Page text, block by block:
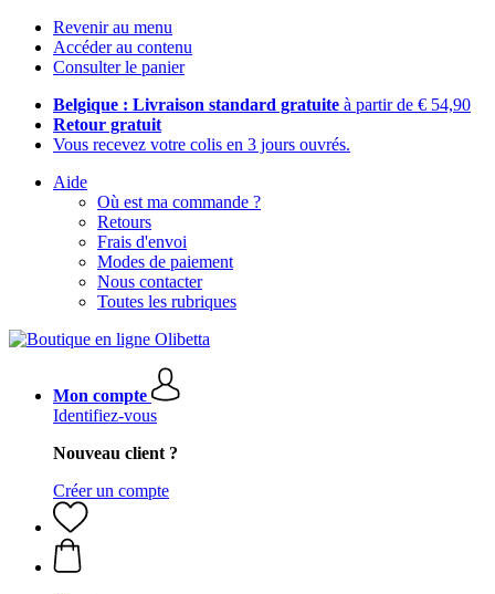
Revenir au menu
Accéder au contenu
Consulter le panier
Belgique : Livraison standard gratuite à partir de € 54,90
Retour gratuit
Vous recevez votre colis en 3 jours ouvrés.
Aide
Où est ma commande ?
Retours
Frais d'envoi
Modes de paiement
Nous contacter
Toutes les rubriques
Mon compte
Identifiez-vous
Nouveau client ?
Créer un compte